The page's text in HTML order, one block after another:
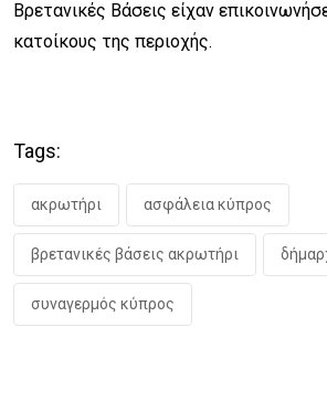
Βρετανικές Βάσεις είχαν
κατοίκους της περιοχής.
Tags:
ακρωτήρι ασφάλεια κύπρος
βρετανικές βάσεις ακρωτήρι
συναγερμός κύπρος